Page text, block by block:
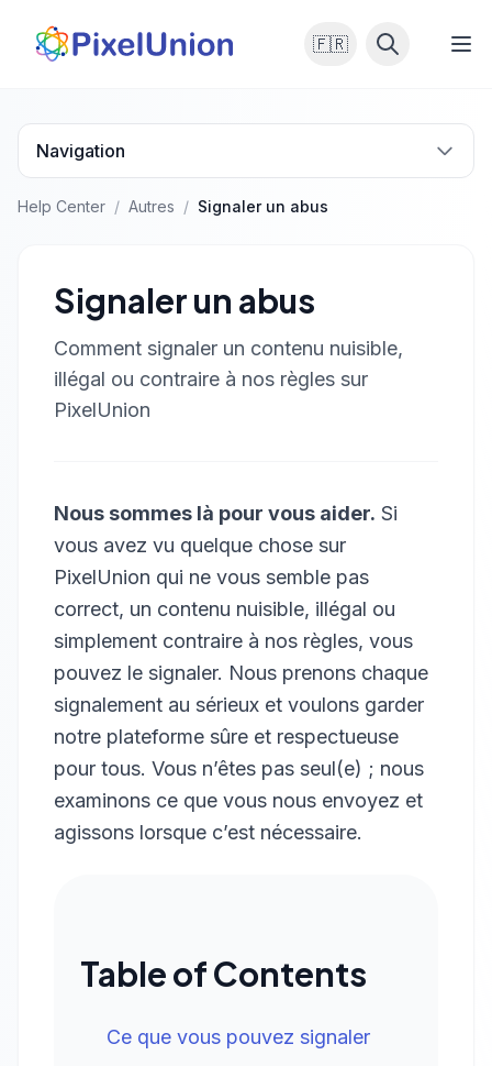
🇫🇷
Navigation
Help Center / Autres / Signaler un abus
Signaler un abus
Comment signaler un contenu nuisible,
illégal ou contraire à nos règles sur
PixelUnion
Nous sommes là pour vous aider. Si
vous avez vu quelque chose sur
PixelUnion qui ne vous semble pas
correct, un contenu nuisible, illégal ou
simplement contraire à nos règles, vous
pouvez le signaler. Nous prenons chaque
signalement au sérieux et voulons garder
notre plateforme sûre et respectueuse
pour tous. Vous n’êtes pas seul(e) ; nous
examinons ce que vous nous envoyez et
agissons lorsque c’est nécessaire.
Table of Contents
Ce que vous pouvez signaler